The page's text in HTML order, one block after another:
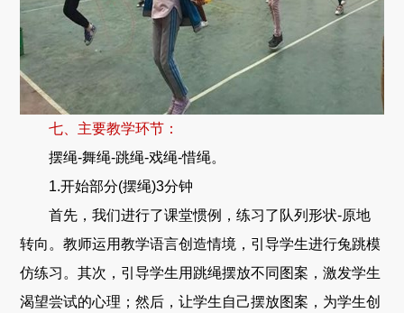
七、主要教学环节：
摆绳-舞绳-跳绳-戏绳-惜绳。
1.开始部分(摆绳)3分钟
首先，我们进行了课堂惯例，练习了队列形状-原地
转向。教师运用教学语言创造情境，引导学生进行兔跳模
仿练习。其次，引导学生用跳绳摆放不同图案，激发学生
渴望尝试的心理；然后，让学生自己摆放图案，为学生创